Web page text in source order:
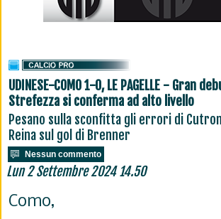
UDINESE-COMO 1-0, LE PAGELLE - Gran
Strefezza si conferma ad alto livello
Pesano sulla sconfitta gli errori di
Reina sul gol di Brenner
Nessun commento
Lun 2 Settembre 2024 14.50
Como,